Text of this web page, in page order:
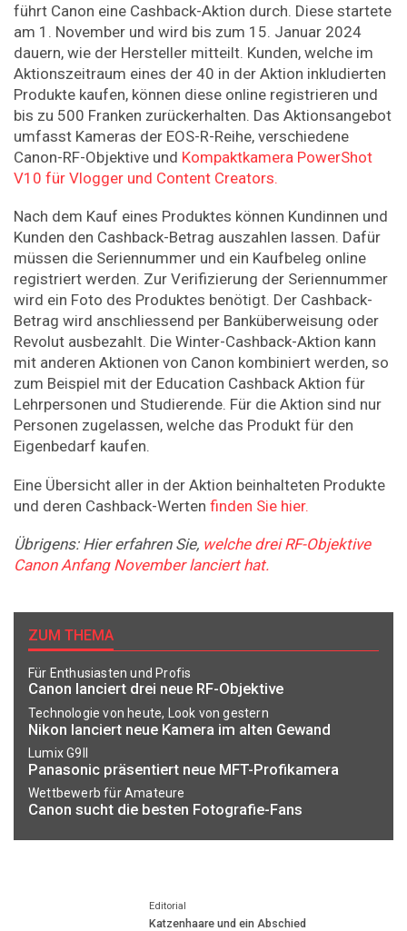
führt Canon eine Cashback-Aktion durch. Diese startete
am 1. November und wird bis zum 15. Januar 2024
dauern, wie der Hersteller mitteilt. Kunden, welche im
Aktionszeitraum eines der 40 in der Aktion inkludierten
Produkte kaufen, können diese online registrieren und
bis zu 500 Franken zurückerhalten. Das Aktionsangebot
umfasst Kameras der EOS-R-Reihe, verschiedene
Canon-RF-Objektive und Kompaktkamera PowerShot
V10 für Vlogger und Content Creators.
Nach dem Kauf eines Produktes können Kundinnen und
Kunden den Cashback-Betrag auszahlen lassen. Dafür
müssen die Seriennummer und ein Kaufbeleg online
registriert werden. Zur Verifizierung der Seriennummer
wird ein Foto des Produktes benötigt. Der Cashback-
Betrag wird anschliessend per Banküberweisung oder
Revolut ausbezahlt. Die Winter-Cashback-Aktion kann
mit anderen Aktionen von Canon kombiniert werden, so
zum Beispiel mit der Education Cashback Aktion für
Lehrpersonen und Studierende. Für die Aktion sind nur
Personen zugelassen, welche das Produkt für den
Eigenbedarf kaufen.
Eine Übersicht aller in der Aktion beinhalteten Produkte
und deren Cashback-Werten finden Sie hier.
Übrigens: Hier erfahren Sie, welche drei RF-Objektive
Canon Anfang November lanciert hat.
ZUM THEMA
Für Enthusiasten und Profis
Canon lanciert drei neue RF-Objektive
Technologie von heute, Look von gestern
Nikon lanciert neue Kamera im alten Gewand
Lumix G9II
Panasonic präsentiert neue MFT-Profikamera
Wettbewerb für Amateure
Canon sucht die besten Fotografie-Fans
Editorial
Katzenhaare und ein Abschied